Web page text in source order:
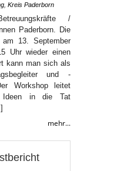
Kreis Paderborn
/
Paderborn. Die
13. September
Uhr wieder einen
kann man sich als
und -
Workshop leitet
Ideen in die Tat
mehr...